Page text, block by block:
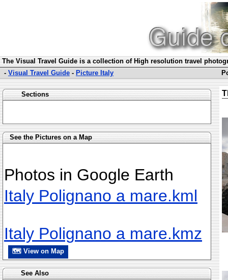
The Visual Travel Guide is a collection of High resolution travel
- Visual Travel Guide - Picture Italy
Sections
See the Pictures on a Map
Photos in Google Earth
Italy Polignano a mare.kml
Italy Polignano a mare.kmz
🗺 View on Map
See Also